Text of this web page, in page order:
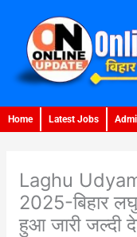
content
Home Latest Jobs
Laghu
2025-बिहार
हुआ जारी जल्दी